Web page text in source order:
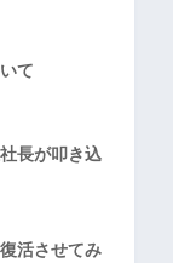
て
長が叩き込
活させてみ